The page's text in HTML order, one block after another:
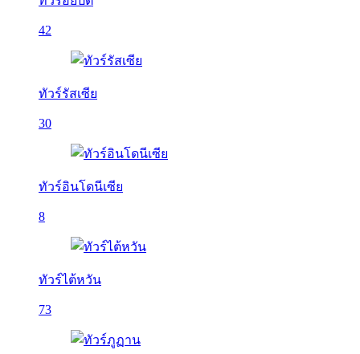
42
ทัวร์รัสเซีย
30
ทัวร์อินโดนีเซีย
8
ทัวร์ไต้หวัน
73